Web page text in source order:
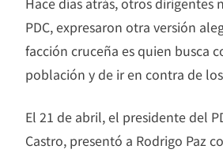
PDC, expresaron otra versión
facción cruceña es quien busca
población y de ir en contra de
El 21 de abril, el presidente del
Castro, presentó a Rodrigo Paz